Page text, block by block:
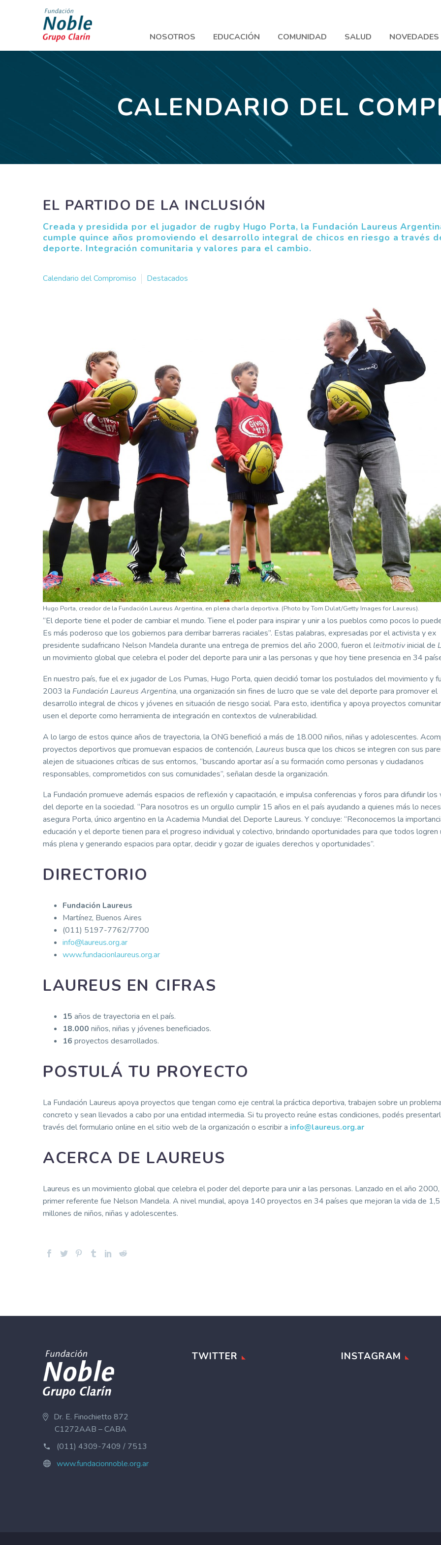
NOSOTROS EDUCACIÓN COMUNIDAD SALUD NOVEDADES
CALENDARIO DEL
EL PARTIDO DE LA INCLUSIÓN
Creada y presidida por el jugador de rugby Hugo Porta, la Fundación Laureus
cumple quince años promoviendo el desarrollo integral de chicos en riesgo a través
deporte. Integración comunitaria y valores para el cambio.
Calendario del Compromiso Destacados
Hugo Porta, creador de la Fundación Laureus Argentina, en plena charla deportiva. (Photo by Tom Dulat/Getty Images for Laureus).
“El deporte tiene el poder de cambiar el mundo. Tiene el poder para inspirar y unir a los pueblos como pocos lo
Es más poderoso que los gobiernos para derribar barreras raciales”. Estas palabras, expresadas por el activista y ex
presidente sudafricano Nelson Mandela durante una entrega de premios del año 2000, fueron el leitmotivinicial de
un movimiento global que celebra el poder del deporte para unir a las personas y que hoy tiene presencia en 34
En nuestro país, fue el ex jugador de Los Pumas, Hugo Porta, quien decidió tomar los postulados del movimiento y
2003 la Fundación Laureus Argentina, una organización sin fines de lucro que se vale del deporte para promover el
desarrollo integral de chicos y jóvenes en situación de riesgo social. Para esto, identifica y apoya proyectos
usen el deporte como herramienta de integración en contextos de vulnerabilidad.
A lo largo de estos quince años de trayectoria, la ONG benefició a más de 18.000 niños, niñas y adolescentes.
proyectos deportivos que promuevan espacios de contención, Laureus busca que los chicos se integren con sus
alejen de situaciones críticas de sus entornos, “buscando aportar así a su formación como personas y ciudadanos
responsables, comprometidos con sus comunidades”, señalan desde la organización.
La Fundación promueve además espacios de reflexión y capacitación, e impulsa conferencias y foros para difundir los
del deporte en la sociedad. “Para nosotros es un orgullo cumplir 15 años en el país ayudando a quienes más lo
asegura Porta, único argentino en la Academia Mundial del Deporte Laureus. Y concluye: “Reconocemos la
educación y el deporte tienen para el progreso individual y colectivo, brindando oportunidades para que todos logren
más plena y generando espacios para optar, decidir y gozar de iguales derechos y oportunidades”.
DIRECTORIO
Fundación Laureus
Martínez, Buenos Aires
(011) 5197-7762/7700
info@laureus.org.ar
www.fundacionlaureus.org.ar
LAUREUS EN CIFRAS
15 años de trayectoria en el país.
18.000 niños, niñas y jóvenes beneficiados.
16 proyectos desarrollados.
POSTULÁ TU PROYECTO
La Fundación Laureus apoya proyectos que tengan como eje central la práctica deportiva, trabajen sobre un
concreto y sean llevados a cabo por una entidad intermedia. Si tu proyecto reúne estas condiciones, podés
través del formulario online en el sitio web de la organización o escribir a info@laureus.org.ar
ACERCA DE LAUREUS
Laureus es un movimiento global que celebra el poder del deporte para unir a las personas. Lanzado en el año 2000,
primer referente fue Nelson Mandela. A nivel mundial, apoya 140 proyectos en 34 países que mejoran la vida de 1,5
millones de niños, niñas y adolescentes.
Dr. E. Finochietto 872
C1272AAB – CABA
(011) 4309-7409 / 7513
www.fundacionnoble.org.ar
TWITTER INSTAGRAM